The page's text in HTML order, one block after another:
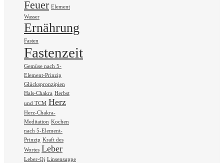
Feuer Element
Wasser
Ernährung
Fasten
Fastenzeit
Gemüse nach 5-
Element-Prinzip
Glückspronzipien
Hals-Chakra Herbst
und TCM Herz
Herz-Chakra-
Meditation Kochen
nach 5-Element-
Prinzip Kraft des
Wortes Leber
Leber-Qi Linsensuppe